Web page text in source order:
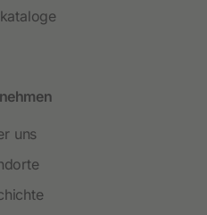
uns